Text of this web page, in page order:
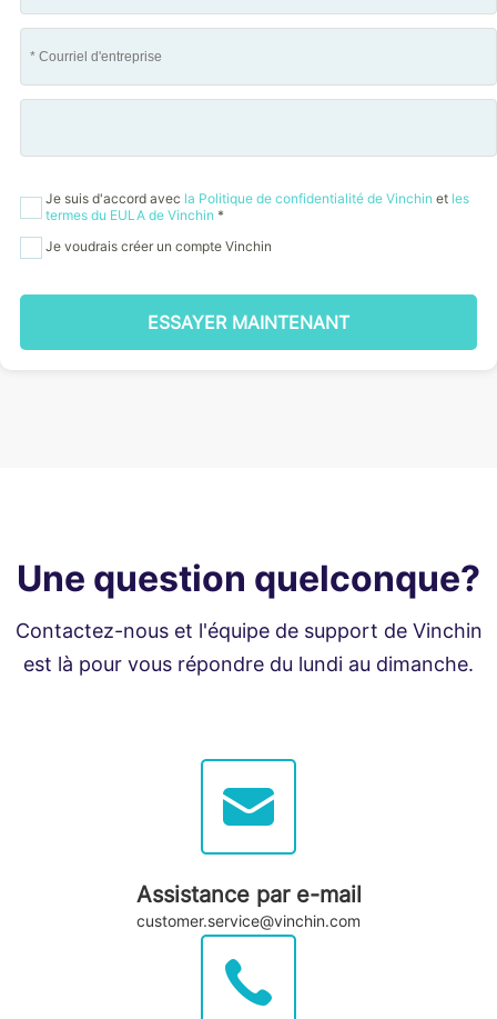
Je suis d'accord avec la Politique de confidentialité de Vinchin et les
termes du EULA de Vinchin *
Je voudrais créer un compte Vinchin
ESSAYER MAINTENANT
Une question quelconque?
Contactez-nous et l'équipe de support de Vinchin
est là pour vous répondre du lundi au dimanche.
Assistance par e-mail
customer.service@vinchin.com